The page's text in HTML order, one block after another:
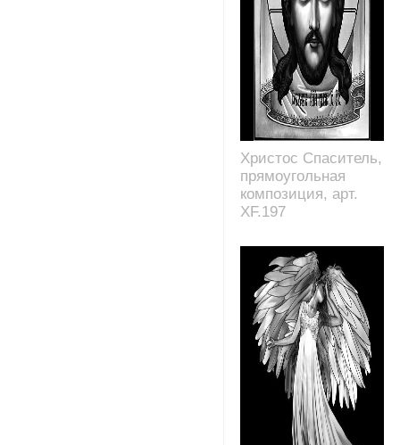
Христос Спаситель,
прямоугольная
композиция, арт.
XF.197